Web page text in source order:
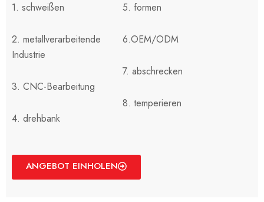
1. schweißen
2. metallverarbeitende
Industrie
3. CNC-Bearbeitung
4. drehbank
5. formen
6.OEM/ODM
7. abschrecken
8. temperieren
ANGEBOT EINHOLEN